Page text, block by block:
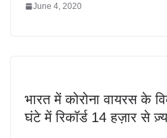
June 4, 2020
भारत में कोरोना वायरस के
घंटे में रिकॉर्ड 14 हज़ार से